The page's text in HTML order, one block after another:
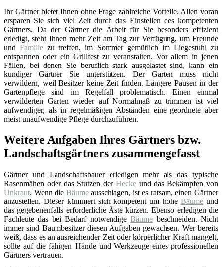
Ihr Gärtner bietet Ihnen ohne Frage zahlreiche Vorteile. Allen voran
ersparen Sie sich viel Zeit durch das Einstellen des kompetenten
Gärtners. Da der Gärtner die Arbeit für Sie besonders effizient
erledigt, steht Ihnen mehr Zeit am Tag zur Verfügung, um Freunde
undFamilie zu treffen, im Sommer gemütlich im Liegestuhl zu
entspannen oder ein Grillfest zu veranstalten. Vor allem in jenen
Fällen, bei denen Sie beruflich stark ausgelastet sind, kann ein
kundiger Gärtner Sie unterstützen. Der Garten muss nicht
verwildern, weil Besitzer keine Zeit finden. Längere Pausen in der
Gartenpflege sind im Regelfall problematisch. Einen einmal
verwilderten Garten wieder auf Normalmaß zu trimmen ist viel
aufwendiger, als in regelmäßigen Abständen eine geordnete aber
meist unaufwendige Pflege durchzuführen.
Weitere Aufgaben Ihres Gärtners bzw.
Landschaftsgärtners zusammengefasst
Gärtner und Landschaftsbauer erledigen mehr als das typische
Rasenmähen oder das Stutzen der Heckeund das Bekämpfen von
Unkraut. Wenn die Bäumeausschlagen, ist es ratsam, einen Gärtner
anzustellen. Dieser kümmert sich kompetent um hohe Bäumeund
das gegebenenfalls erforderliche Äste kürzen. Ebenso erledigen die
Fachleute das bei Bedarf notwendigeBäume beschneiden. Nicht
immer sind Baumbesitzer diesen Aufgaben gewachsen. Wer bereits
weiß, dass es an ausreichender Zeit oder körperlicher Kraft mangelt,
sollte auf die fähigen Hände und Werkzeuge eines professionellen
Gärtners vertrauen.